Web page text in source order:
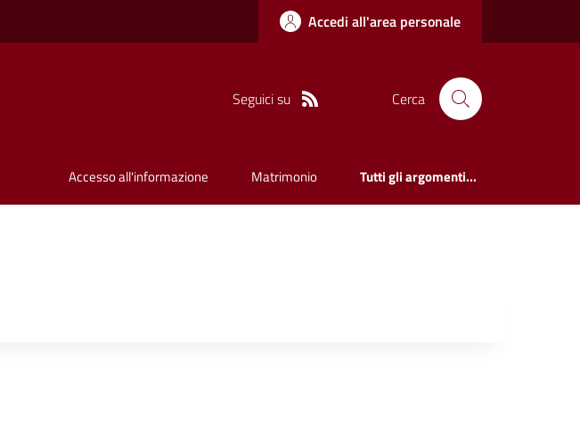
Accedi all'area personale
Seguici su Cerca
Accesso all'informazione Matrimonio Tutti gli argomenti...